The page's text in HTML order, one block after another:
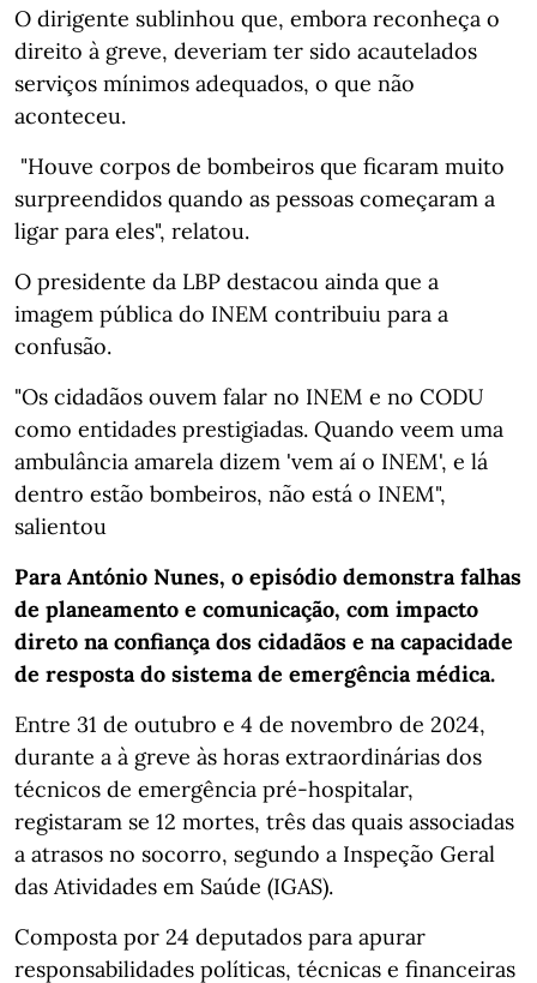
O dirigente sublinhou que, embora reconheça o
direito à greve, deveriam ter sido acautelados
serviços mínimos adequados, o que não
aconteceu.
"Houve corpos de bombeiros que ficaram muito
surpreendidos quando as pessoas começaram a
ligar para eles", relatou.
O presidente da LBP destacou ainda que a
imagem pública do INEM contribuiu para a
confusão.
"Os cidadãos ouvem falar no INEM e no CODU
como entidades prestigiadas. Quando veem uma
ambulância amarela dizem 'vem aí o INEM', e lá
dentro estão bombeiros, não está o INEM",
salientou
Para António Nunes, o episódio demonstra falhas
de planeamento e comunicação, com impacto
direto na confiança dos cidadãos e na capacidade
de resposta do sistema de emergência médica.
Entre 31 de outubro e 4 de novembro de 2024,
durante a à greve às horas extraordinárias dos
técnicos de emergência pré-hospitalar,
registaram se 12 mortes, três das quais associadas
a atrasos no socorro, segundo a Inspeção Geral
das Atividades em Saúde (IGAS).
Composta por 24 deputados para apurar
responsabilidades políticas, técnicas e financeiras